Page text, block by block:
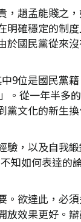
趙孟能賤之
確穩定的制
國民黨從來
9位是國民黨
。從一年半多
文化的新生
驗，以及自我
知如何表達的
欲達此，必
效果更好。